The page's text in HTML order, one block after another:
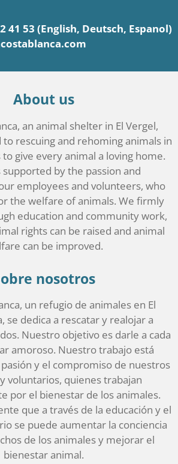
41 53 (English, Deutsch, Espanol)
About us
an animal shelter in El Vergel,
to rescuing and rehoming animals in
to give every animal a loving home.
by the passion and
employees and volunteers, who
the welfare of animals. We firmly
education and community work,
rights can be raised and animal
can be improved.
nosotros
un refugio de animales en El
se dedica a rescatar y realojar a
Nuestro objetivo es darle a cada
amoroso. Nuestro trabajo está
y el compromiso de nuestros
voluntarios, quienes trabajan
por el bienestar de los animales.
que a través de la educación y el
se puede aumentar la conciencia
de los animales y mejorar el
bienestar animal.